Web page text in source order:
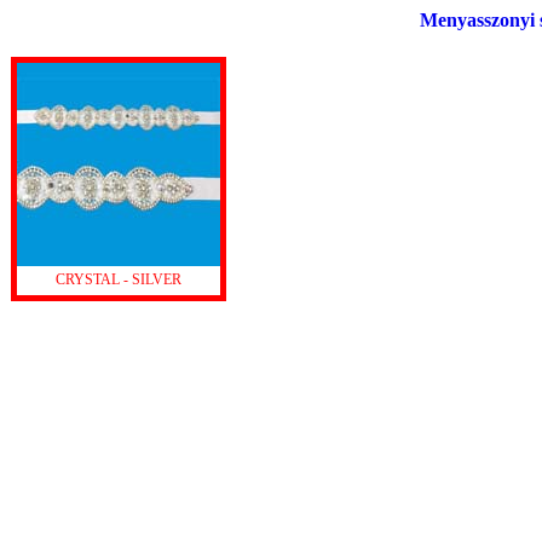
Menyasszonyi
CRYSTAL - SILVER